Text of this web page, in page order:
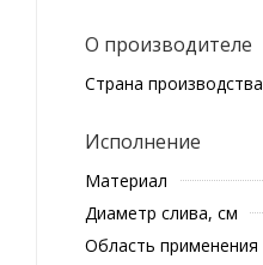
О производителе
Страна производства
Исполнение
Материал
Диаметр слива, см
Область применения